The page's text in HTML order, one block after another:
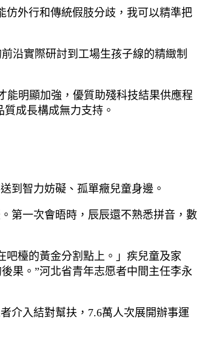
仿外行和傳統假肢分歧，我可以精準把
沿實際研討到工場生孩子線的精緻制
能明顯加強，優質助殘科技結果供應程
成長構成無力支持。
到智力妨礙、孤單癥兒童身邊。
第一次會晤時，辰辰還不熟悉拼音，數
吧檯的黃金分割點上。」疾兒童及家
果。”河北省青年志愿者中間主任李永
介入結對幫扶，7.6萬人次展開辦事運